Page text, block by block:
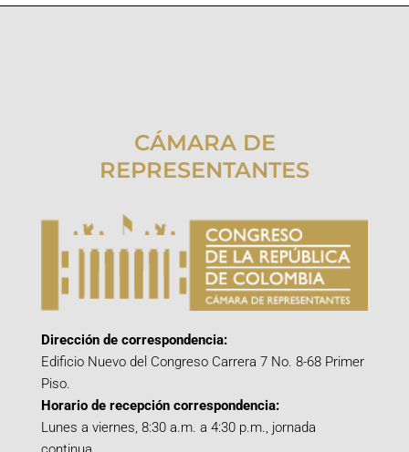
CÁMARA DE
REPRESENTANTES
Dirección de correspondencia:
Edificio Nuevo del Congreso Carrera 7 No. 8-68 Primer
Piso.
Horario de recepción correspondencia:
Lunes a viernes, 8:30 a.m. a 4:30 p.m., jornada